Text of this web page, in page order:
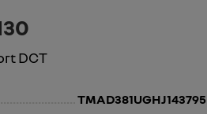
DCT
TMAD381UGHJ143795